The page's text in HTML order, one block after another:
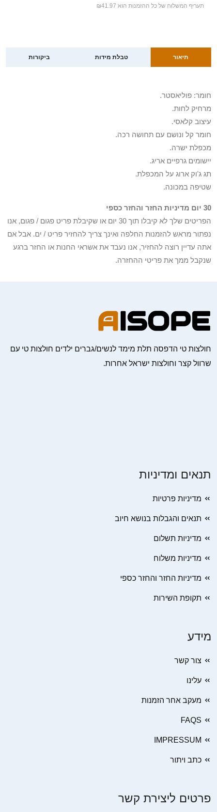
תעריף המשלוח של כל ההזמנות הוא ₪41.97
תיאור טבלת מידות ביקורות
חומר: פוליאסטר.
מרחיק לחות.
עיצוב קלאסי.
חומר קל ונושם עם תחושה רכה.
מכפלת ישרה.
יישומים גרפיים אריג.
תג ג'וק ארוג על המכפלת.
שטיפה במכונה.
30 יום מדיניות החזר והחזר כספי
הפריטים שלך לא קיבלו תוך 30 יום או שקיבלת פריט פגום / פגום, אנו
נפתור מראש להזמנות החלפה ואינך צריך להחזיר פריט / ים. אבל אם
אתה עדיין רוצה להחזיר, אנו נעבד את אשראי החנות או החזר ברגע
שנקבל ממך את פריטי ההחזרה.
חולצות טי הדפסה תלת מימד לנשים/גברים ילדים חולצות טי עם
שרוול קצר וחולצות ישראל אחרות.
תנאים ומדיניות
מדיניות פרטיות
תנאים והגבלות בנושא חיוב
מדיניות תשלום
מדיניות משלוח
מדיניות החזר והחזר כספי
תקופת השירות
מידע
צור קשר
עלינו
מעקב אחר הזמנות
FAQS
IMPRESSUM
כתב ויתור
פרטים ליצירת קשר